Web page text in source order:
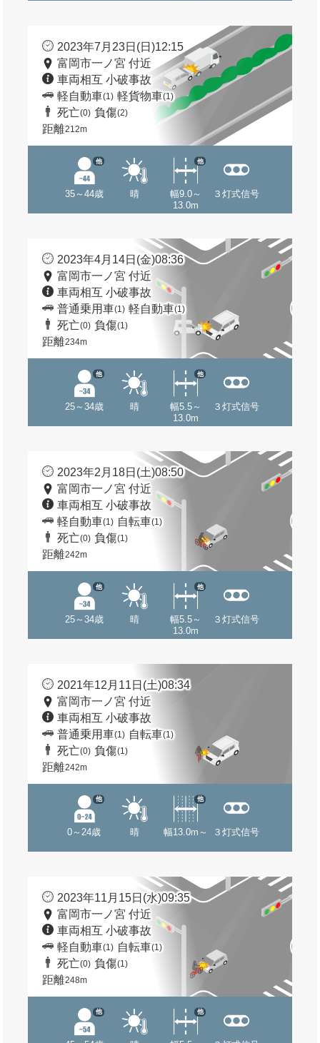
2023年7月23日(日)12:15
富岡市一ノ宮 付近
車両相互 小破事故
軽自動車(1) 軽貨物車(1)
死亡(0) 負傷(2)
距離212m
35～44歳
他
晴
幅9.0～
13.0m
他
３灯式信号
2023年4月14日(金)08:36
富岡市一ノ宮 付近
車両相互 小破事故
普通乗用車(1) 軽自動車(1)
死亡(0) 負傷(1)
距離234m
25～34歳
他
晴
幅5.5～
13.0m
他
３灯式信号
2023年2月18日(土)08:50
富岡市一ノ宮 付近
車両相互 小破事故
軽自動車(1) 自転車(1)
死亡(0) 負傷(1)
距離242m
25～34歳
他
晴
幅5.5～
13.0m
他
３灯式信号
2021年12月11日(土)08:34
富岡市一ノ宮 付近
車両相互 小破事故
普通乗用車(1) 自転車(1)
死亡(0) 負傷(1)
距離242m
0～24歳
他
晴 幅13.0m～
他
３灯式信号
2023年11月15日(水)09:35
富岡市一ノ宮 付近
車両相互 小破事故
軽自動車(1) 自転車(1)
死亡(0) 負傷(1)
距離248m
他 他